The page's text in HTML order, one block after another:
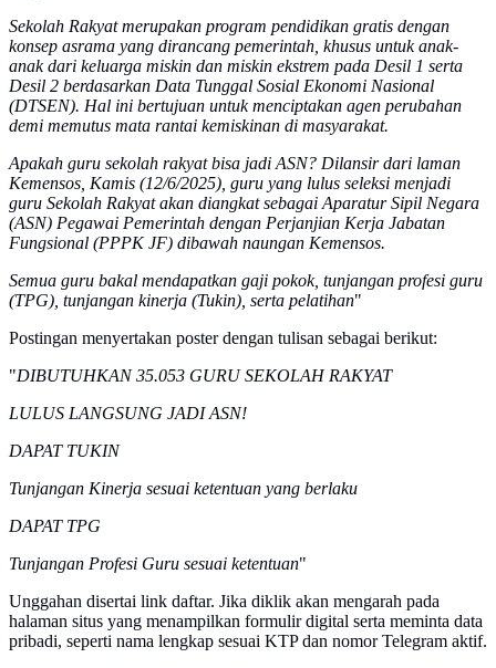
Sekolah Rakyat merupakan program pendidikan gratis dengan
konsep asrama yang dirancang pemerintah, khusus untuk anak-
anak dari keluarga miskin dan miskin ekstrem pada Desil 1 serta
Desil 2 berdasarkan Data Tunggal Sosial Ekonomi Nasional
(DTSEN). Hal ini bertujuan untuk menciptakan agen perubahan
demi memutus mata rantai kemiskinan di masyarakat.
Apakah guru sekolah rakyat bisa jadi ASN? Dilansir dari laman
Kemensos, Kamis (12/6/2025), guru yang lulus seleksi menjadi
guru Sekolah Rakyat akan diangkat sebagai Aparatur Sipil Negara
(ASN) Pegawai Pemerintah dengan Perjanjian Kerja Jabatan
Fungsional (PPPK JF) dibawah naungan Kemensos.
Semua guru bakal mendapatkan gaji pokok, tunjangan profesi guru
(TPG), tunjangan kinerja (Tukin), serta pelatihan"
Postingan menyertakan poster dengan tulisan sebagai berikut:
"DIBUTUHKAN 35.053 GURU SEKOLAH RAKYAT
LULUS LANGSUNG JADI ASN!
DAPAT TUKIN
Tunjangan Kinerja sesuai ketentuan yang berlaku
DAPAT TPG
Tunjangan Profesi Guru sesuai ketentuan"
Unggahan disertai link daftar. Jika diklik akan mengarah pada
halaman situs yang menampilkan formulir digital serta meminta data
pribadi, seperti nama lengkap sesuai KTP dan nomor Telegram aktif.